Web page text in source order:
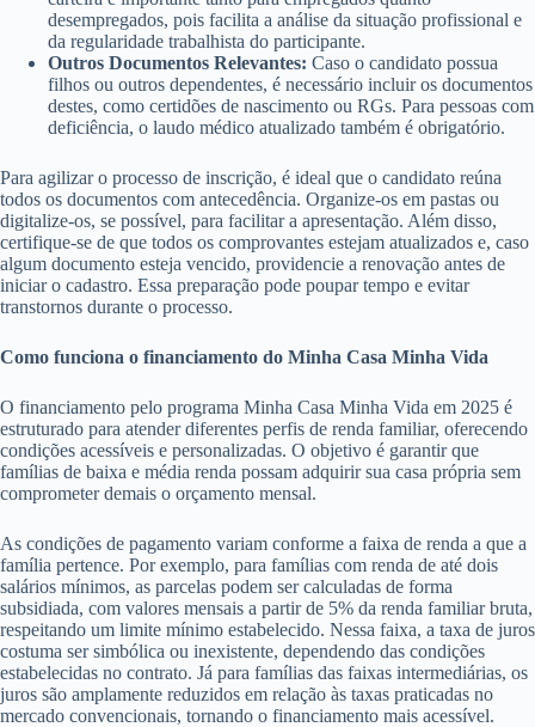
desempregados, pois facilita a análise da situação profissional e
da regularidade trabalhista do participante.
Outros Documentos Relevantes: Caso o candidato possua
filhos ou outros dependentes, é necessário incluir os documentos
destes, como certidões de nascimento ou RGs. Para pessoas com
deficiência, o laudo médico atualizado também é obrigatório.
Para agilizar o processo de inscrição, é ideal que o candidato reúna
todos os documentos com antecedência. Organize-os em pastas ou
digitalize-os, se possível, para facilitar a apresentação. Além disso,
certifique-se de que todos os comprovantes estejam atualizados e, caso
algum documento esteja vencido, providencie a renovação antes de
iniciar o cadastro. Essa preparação pode poupar tempo e evitar
transtornos durante o processo.
Como funciona o financiamento do Minha Casa Minha Vida
O financiamento pelo programa Minha Casa Minha Vida em 2025 é
estruturado para atender diferentes perfis de renda familiar, oferecendo
condições acessíveis e personalizadas. O objetivo é garantir que
famílias de baixa e média renda possam adquirir sua casa própria sem
comprometer demais o orçamento mensal.
As condições de pagamento variam conforme a faixa de renda a que a
família pertence. Por exemplo, para famílias com renda de até dois
salários mínimos, as parcelas podem ser calculadas de forma
subsidiada, com valores mensais a partir de 5% da renda familiar bruta,
respeitando um limite mínimo estabelecido. Nessa faixa, a taxa de juros
costuma ser simbólica ou inexistente, dependendo das condições
estabelecidas no contrato. Já para famílias das faixas intermediárias, os
juros são amplamente reduzidos em relação às taxas praticadas no
mercado convencionais, tornando o financiamento mais acessível.